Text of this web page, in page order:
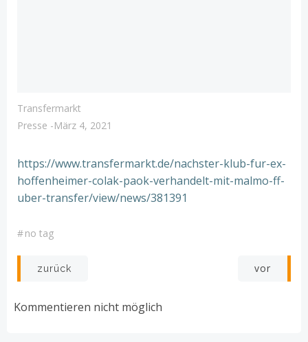
Transfermarkt
Presse -März 4, 2021
https://www.transfermarkt.de/nachster-klub-fur-ex-
hoffenheimer-colak-paok-verhandelt-mit-malmo-ff-
uber-transfer/view/news/381391
#no tag
Post
navigation
zurück
navigation
vor
Kommentieren nicht möglich